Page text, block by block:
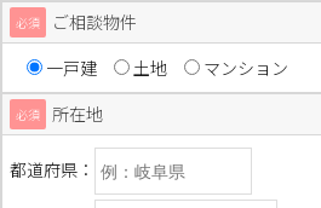
必須
ご相談物件
一戸建
土地 マンション
必須 所在地
都道府県：